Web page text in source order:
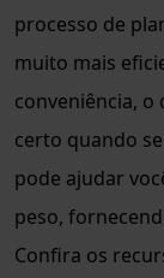
processo de
muito mais
conveniência, o
certo quando
pode ajudar
peso,
Confira os